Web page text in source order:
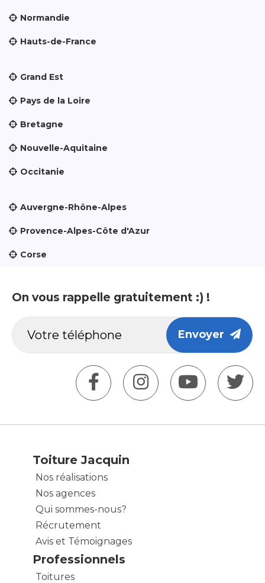
Normandie
Hauts-de-France
Grand Est
Pays de la Loire
Bretagne
Nouvelle-Aquitaine
Occitanie
Auvergne-Rhône-Alpes
Provence-Alpes-Côte d'Azur
Corse
On vous rappelle gratuitement :) !
Envoyer
Toiture Jacquin
Nos réalisations
Nos agences
Qui sommes-nous?
Récrutement
Avis et Témoignages
Professionnels
Toitures